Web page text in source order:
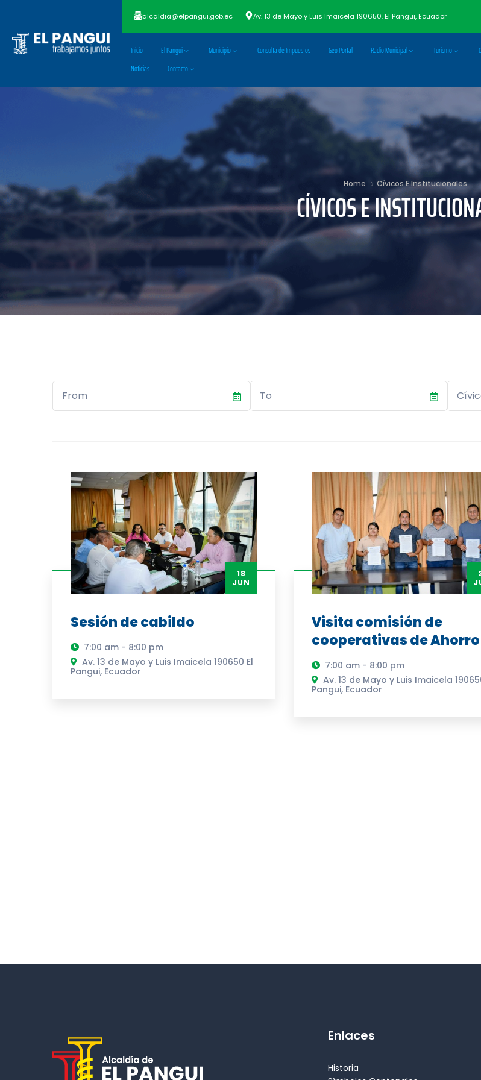
alcaldia@elpangui.gob.ec Av. 13 de Mayo y Luis Imaicela 190650. El Pangui, Ecuador
Inicio El Pangui Municipio Consulta de Impuestos Geo Portal Radio Municipal Turismo
Noticias
Contacto
Home Cívicos E Institucionales
CÍVICOS E
Start
Date
End
Date
18
JUN
Sesión de cabildo
7:00 am - 8:00 pm
Av. 13 de Mayo y Luis Imaicela 190650 El
Pangui, Ecuador
Visita comisión de
cooperativas de Ahorro
7:00 am - 8:00 pm
Av. 13 de Mayo y Luis Imaicela
Pangui, Ecuador
Enlaces
Historia